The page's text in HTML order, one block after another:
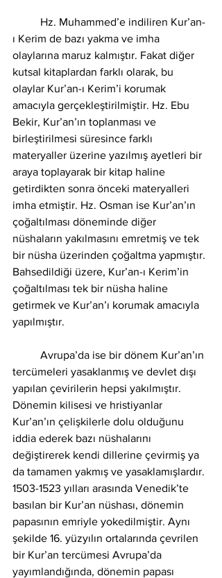
ı Kerim de bazı yakma ve imha
olaylarına maruz kalmıştır. Fakat diğer
kutsal kitaplardan farklı olarak, bu
olaylar Kur’an-ı Kerim’i korumak
amacıyla gerçekleştirilmiştir. Hz. Ebu
Bekir, Kur’an’ın toplanması ve
birleştirilmesi süresince farklı
materyaller üzerine yazılmış ayetleri bir
araya toplayarak bir kitap haline
getirdikten sonra önceki materyalleri
imha etmiştir. Hz. Osman ise Kur’an’ın
çoğaltılması döneminde diğer
nüshaların yakılmasını emretmiş ve tek
bir nüsha üzerinden çoğaltma yapmıştır.
Bahsedildiği üzere, Kur’an-ı Kerim’in
çoğaltılması tek bir nüsha haline
getirmek ve Kur’an’ı korumak amacıyla
yapılmıştır.
tercümeleri yasaklanmış ve devlet dışı
yapılan çevirilerin hepsi yakılmıştır.
Dönemin kilisesi ve hristiyanlar
Kur’an’ın çelişkilerle dolu olduğunu
iddia ederek bazı nüshalarını
değiştirerek kendi dillerine çevirmiş ya
da tamamen yakmış ve yasaklamışlardır.
1503-1523 yılları arasında Venedik’te
basılan bir Kur’an nüshası, dönemin
papasının emriyle yokedilmiştir. Aynı
şekilde 16. yüzyılın ortalarında çevrilen
bir Kur’an tercümesi Avrupa’da
yayımlandığında, dönemin papası